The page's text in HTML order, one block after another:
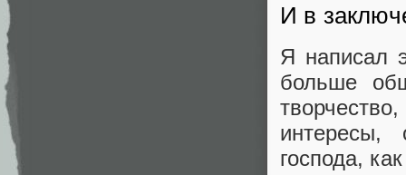
И в
Я написал
больше
господа,